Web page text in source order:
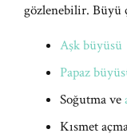
gözlenebilir. Büyü
Aşk büyüsü
Papaz
Soğutma ve
Kısmet